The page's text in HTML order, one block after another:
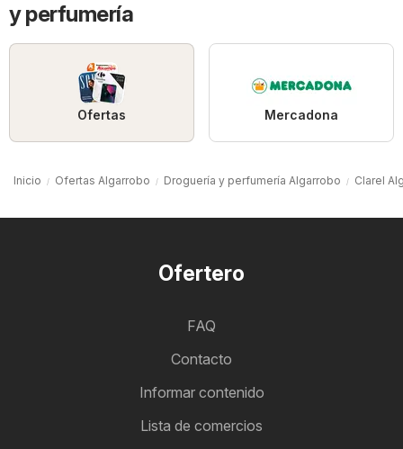
y perfumería
Ofertas Mercadona
Inicio Ofertas Algarrobo Droguería y perfumería Algarrobo Clarel
Ofertero
FAQ
Contacto
Informar contenido
Lista de comercios